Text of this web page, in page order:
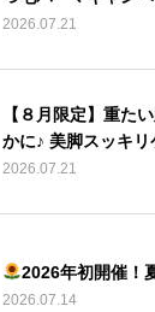
2026.07.21
【８月限定】重た
かに♪ 美脚スッキ
2026.07.21
2026年初開催！
2026.07.14